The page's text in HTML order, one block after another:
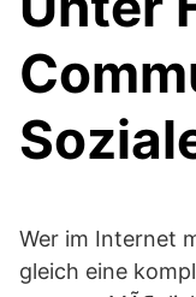
Wer im Internet
gleich eine